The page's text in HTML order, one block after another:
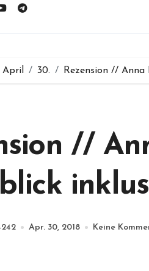
April 30. Rezension // Anna
//
Apr. 30, 2018 Keine